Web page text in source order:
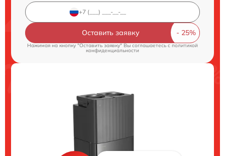
Оставить заявку
Нажимая на кнопку "Оставить заявку" Вы соглашаетесь cполитикой
конфиденциальности